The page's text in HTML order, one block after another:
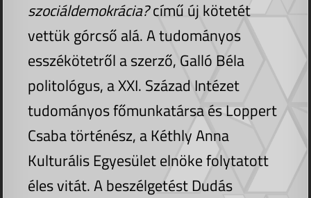
szociáldemokrácia?című új kötetét
vettük górcső alá. A tudományos
esszékötetről a szerző, Galló Béla
politológus, a XXI. Század Intézet
tudományos főmunkatársa és Loppert
Csaba történész, a Kéthly Anna
Kulturális Egyesület elnöke folytatott
éles vitát. A beszélgetést Dudás